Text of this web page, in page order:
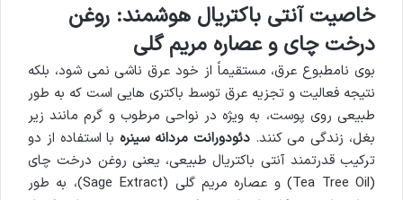
خاصیت آنتی باکتریال هوشمند: روغن
درخت چای و عصاره مریم گلی
بوی نامطبوع عرق، مستقیماً از خود عرق ناشی نمی شود، بلکه
نتیجه فعالیت و تجزیه عرق توسط باکتری هایی است که به طور
طبیعی روی پوست، به ویژه در نواحی مرطوب و گرم مانند زیر
بغل، زندگی می کنند.دئودورانت مردانه سینرهبا استفاده از دو
ترکیب قدرتمند آنتی باکتریال طبیعی، یعنی روغن درخت چای
(Tea Tree Oil) و عصاره مریم گلی (Sage Extract)، به طور